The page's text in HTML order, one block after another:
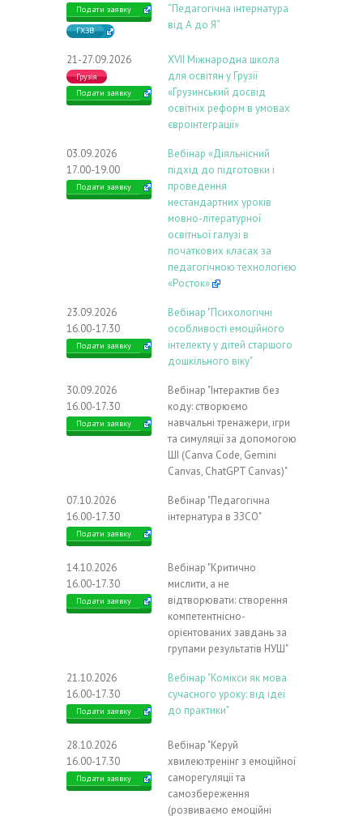
Подати заявку
ГХЗВ
“Педагогічна інтернатура
від А до Я”
21-27.09.2026
Грузія
Подати заявку
ХVIІ Міжнародна школа
для освітян у Грузії
«Грузинський досвід
освітніх реформ в умовах
євроінтеграції»
03.09.2026
17.00-19.00
Подати заявку
Вебінар «Діяльнісний
підхід до підготовки і
проведення
нестандартних уроків
мовно-літературної
освітньої галузі в
початкових класах за
педагогічною технологією
«Росток»
23.09.2026
16.00-17.30
Подати заявку
Вебінар "Психологічні
особливості емоційного
інтелекту у дітей старшого
дошкільного віку"
30.09.2026
16.00-17.30
Подати заявку
Вебінар "Інтерактив без
коду: створюємо
навчальні тренажери, ігри
та симуляції за допомогою
ШІ (Canva Code, Gemini
Canvas, ChatGPT Canvas)"
07.10.2026
16.00-17.30
Подати заявку
Вебінар "Педагогічна
інтернатура в ЗЗСО"
14.10.2026
16.00-17.30
Подати заявку
Вебінар "Критично
мислити, а не
відтворювати: створення
компетентнісно-
орієнтованих завдань за
групами результатів НУШ"
21.10.2026
16.00-17.30
Подати заявку
Вебінар "Комікси як мова
сучасного уроку: від ідеї
до практики"
28.10.2026
16.00-17.30
Подати заявку
Вебінар "Керуй
хвилею:тренінг з емоційної
саморегуляції та
самозбереження
(розвиваємо емоційні